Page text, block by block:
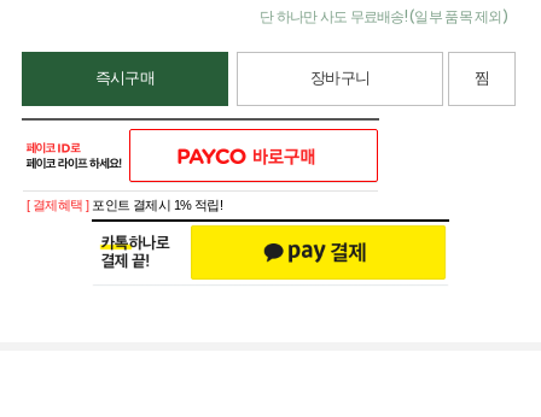
단 하나만 사도 무료배송! (일부 품목 제외)
즉시구매 장바구니 찜
[ 결제혜택 ] 포인트 결제시 1% 적립!